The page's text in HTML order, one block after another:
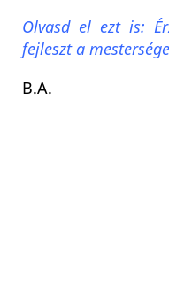
Olvasd el ezt is:
fejleszt a
B.A.